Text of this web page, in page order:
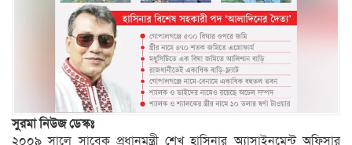
সুরমা নিউজ ডেস্কঃ
২০০৯ সালে সাবেক প্রধানমন্ত্রী শেখ হাসিনার অ্যাসাইনমেন্ট অফিসার